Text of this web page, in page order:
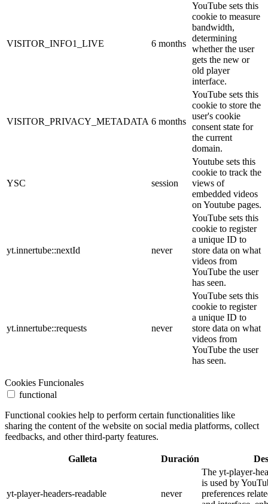
VISITOR_INFO1_LIVE 6 months
YouTube sets this
cookie to measure
bandwidth,
determining
whether the user
gets the new or
old player
interface.
VISITOR_PRIVACY_METADATA 6 months
YouTube sets this
cookie to store the
user's cookie
consent state for
the current
domain.
YSC session
Youtube sets this
cookie to track the
views of
embedded videos
on Youtube pages.
yt.innertube::nextId never
YouTube sets this
cookie to register
a unique ID to
store data on what
videos from
YouTube the user
has seen.
yt.innertube::requests never
YouTube sets this
cookie to register
a unique ID to
store data on what
videos from
YouTube the user
has seen.
Cookies Funcionales
functional
Functional cookies help to perform certain functionalities like
sharing the content of the website on social media platforms, collect
feedbacks, and other third-party features.
Galleta Duración
yt-player-headers-readable never
The yt-player-
is used by
preferences